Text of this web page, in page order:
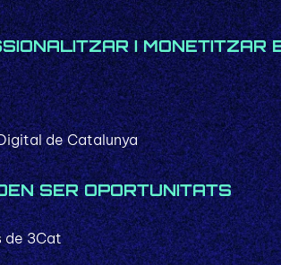
I MONETITZAR
de Catalunya
SER OPORTUNITATS
de 3Cat